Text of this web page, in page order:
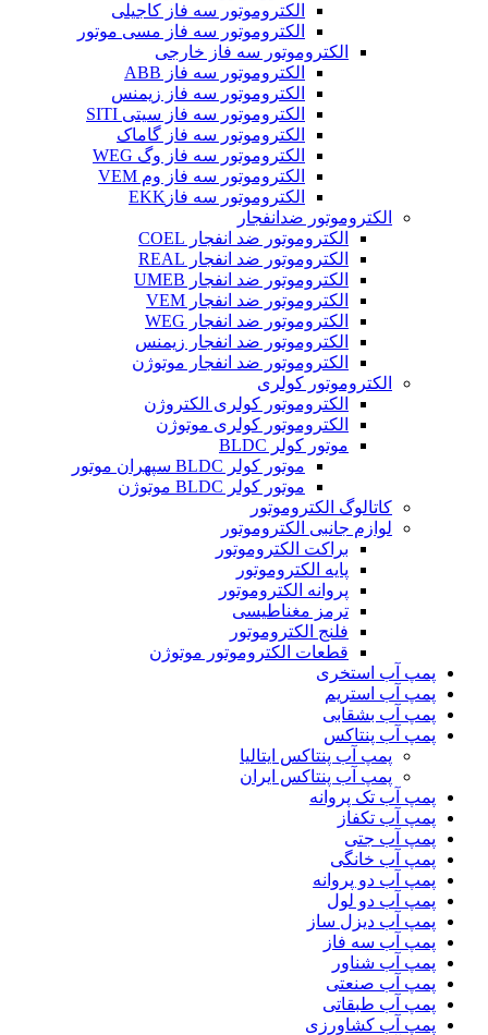
الکتروموتور سه فاز کاجیلی
الکتروموتور سه فاز مسی موتور
الکتروموتور سه فاز خارجی
الکتروموتور سه فاز ABB
الکتروموتور سه فاز زیمنس
الکتروموتور سه فاز سیتی SITI
الکتروموتور سه فاز گاماک
الکتروموتور سه فاز وگ WEG
الکتروموتور سه فاز وم VEM
الکتروموتور سه فازEKK
الکتروموتور ضدانفجار
الکتروموتور ضد انفجار COEL
الکتروموتور ضد انفجار REAL
الکتروموتور ضد انفجار UMEB
الکتروموتور ضد انفجار VEM
الکتروموتور ضد انفجار WEG
الکتروموتور ضد انفجار زیمنس
الکتروموتور ضد انفجار موتوژن
الکتروموتور کولری
الکتروموتور کولری الکتروژن
الکتروموتور کولری موتوژن
موتور کولر BLDC
موتور کولر BLDC سپهران موتور
موتور کولر BLDC موتوژن
کاتالوگ الکتروموتور
لوازم جانبی الکتروموتور
براکت الکتروموتور
پایه الکتروموتور
پروانه الکتروموتور
ترمز مغناطیسی
فلنج الکتروموتور
قطعات الکتروموتور موتوژن
پمپ آب استخری
پمپ آب استریم
پمپ آب بشقابی
پمپ آب پنتاکس
پمپ آب پنتاکس ایتالیا
پمپ آب پنتاکس ایران
پمپ آب تک پروانه
پمپ آب تکفاز
پمپ آب جتی
پمپ آب خانگی
پمپ آب دو پروانه
پمپ آب دو لول
پمپ آب دیزل ساز
پمپ آب سه فاز
پمپ آب شناور
پمپ آب صنعتی
پمپ آب طبقاتی
پمپ آب کشاورزی